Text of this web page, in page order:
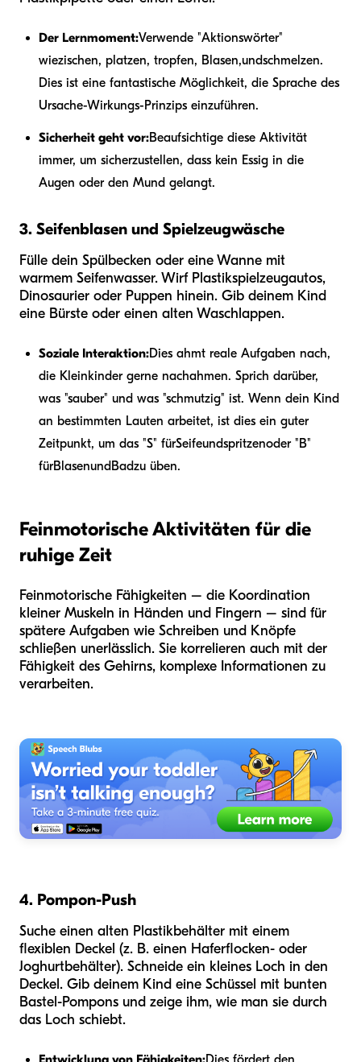
Der Lernmoment:Verwende "Aktionswörter"
wiezischen, platzen, tropfen, Blasen,undschmelzen.
Dies ist eine fantastische Möglichkeit, die Sprache des
Ursache-Wirkungs-Prinzips einzuführen.
Sicherheit geht vor:Beaufsichtige diese Aktivität
immer, um sicherzustellen, dass kein Essig in die
Augen oder den Mund gelangt.
3. Seifenblasen und Spielzeugwäsche
Fülle dein Spülbecken oder eine Wanne mit
warmem Seifenwasser. Wirf Plastikspielzeugautos,
Dinosaurier oder Puppen hinein. Gib deinem Kind
eine Bürste oder einen alten Waschlappen.
Soziale Interaktion:Dies ahmt reale Aufgaben nach,
die Kleinkinder gerne nachahmen. Sprich darüber,
was "sauber" und was "schmutzig" ist. Wenn dein Kind
an bestimmten Lauten arbeitet, ist dies ein guter
Zeitpunkt, um das "S" fürSeifeundspritzenoder "B"
fürBlasenund Badzu üben.
Feinmotorische Aktivitäten für die
ruhige Zeit
Feinmotorische Fähigkeiten – die Koordination
kleiner Muskeln in Händen und Fingern – sind für
spätere Aufgaben wie Schreiben und Knöpfe
schließen unerlässlich. Sie korrelieren auch mit der
Fähigkeit des Gehirns, komplexe Informationen zu
verarbeiten.
4. Pompon-Push
Suche einen alten Plastikbehälter mit einem
flexiblen Deckel (z. B. einen Haferflocken- oder
Joghurtbehälter). Schneide ein kleines Loch in den
Deckel. Gib deinem Kind eine Schüssel mit bunten
Bastel-Pompons und zeige ihm, wie man sie durch
das Loch schiebt.